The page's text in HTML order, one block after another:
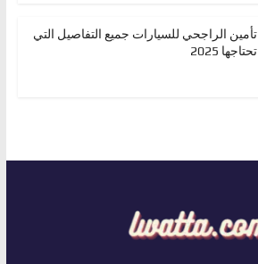
تأمين الراجحي للسيارات جميع التفاصيل التي
تحتاجها 2025